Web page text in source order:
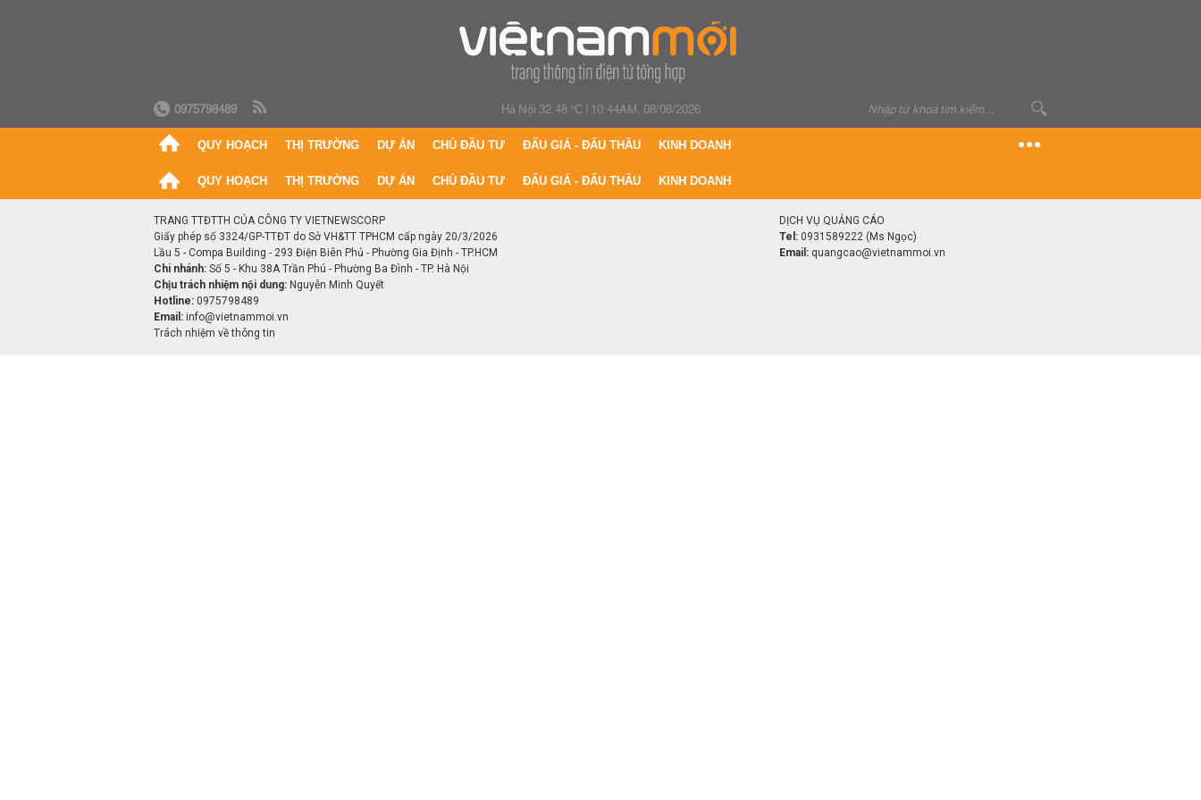
0975798489 Hà Nội 32.48 °C| 10:44AM, 08/08/2026
QUY HOẠCH THỊ TRƯỜNG DỰ ÁN CHỦ ĐẦU TƯ ĐẤU GIÁ - ĐẤU THẦU KINH DOANH
QUY HOẠCH THỊ TRƯỜNG DỰ ÁN CHỦ ĐẦU TƯ ĐẤU GIÁ - ĐẤU THẦU KINH DOANH
TRANG TTĐTTH CỦA CÔNG TY VIETNEWSCORP
Giấy phép số 3324/GP-TTĐT do Sở VH&TT TPHCM cấp ngày 20/3/2026
Lầu 5 - Compa Building - 293 Điện Biên Phủ - Phường Gia Định - TP.HCM
Chi nhánh: Số 5 - Khu 38A Trần Phú - Phường Ba Đình - TP. Hà Nội
Chịu trách nhiệm nội dung: Nguyễn Minh Quyết
Hotline: 0975798489
Email: info@vietnammoi.vn
Trách nhiệm về thông tin
DỊCH VỤ QUẢNG CÁO
Tel: 0931589222 (Ms Ngọc)
Email: quangcao@vietnammoi.vn